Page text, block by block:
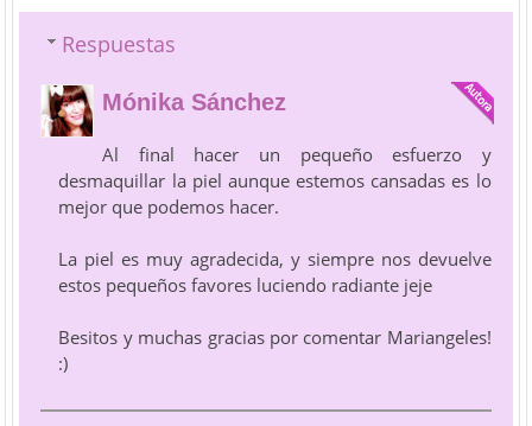
Respuestas
Mónika Sánchez
Al final hacer un pequeño esfuerzo y
desmaquillar la piel aunque estemos cansadas es lo
mejor que podemos hacer.
La piel es muy agradecida, y siempre nos devuelve
estos pequeños favores luciendo radiante jeje
Besitos y muchas gracias por comentar Mariangeles!
:)